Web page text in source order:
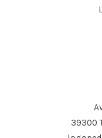
39300